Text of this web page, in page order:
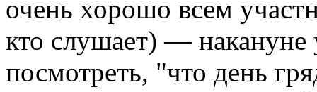
очень хорошо всем
кто слушает) — накануне
посмотреть, "что день